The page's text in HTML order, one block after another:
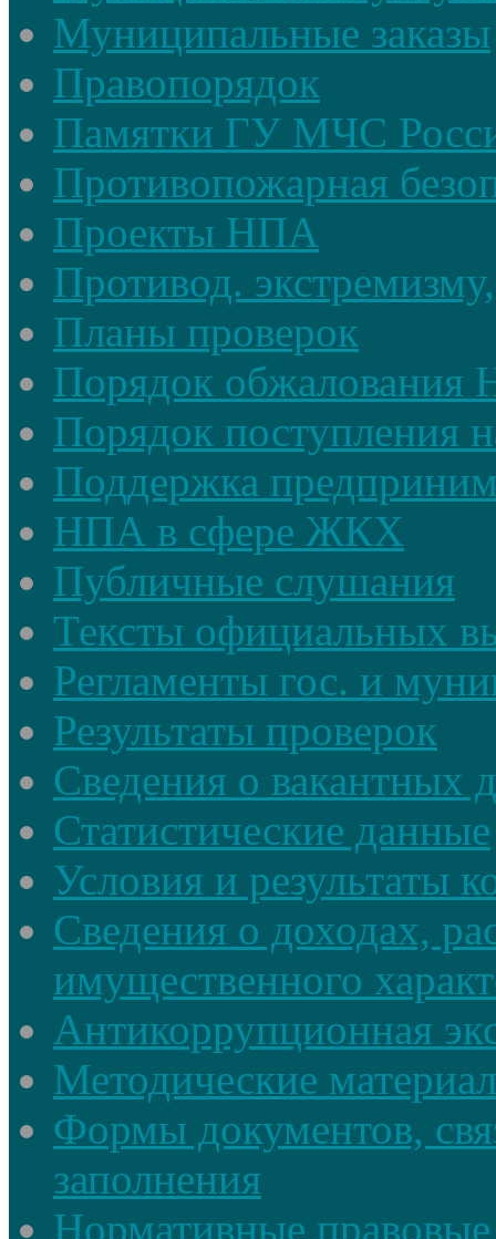
Муниципальные заказы
Правопорядок
Памятки ГУ МЧС
Противопожарная
Проекты НПА
Противод.
Планы проверок
Порядок
Порядок поступления
Поддержка
НПА в сфере ЖКХ
Публичные слушания
Тексты официальных
Регламенты гос. и
Результаты проверок
Сведения о вакантных
Статистические данные
Условия и результаты
Сведения о доходах,
имущественного
Антикоррупционная
Методические
Формы документов,
заполнения
Нормативные